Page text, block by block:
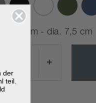
11 cm - dia. 7,5 cm
+
der
teil.